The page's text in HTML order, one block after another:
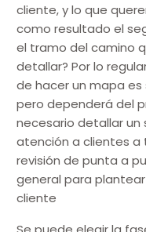
cliente, y lo que
como resultado el
el tramo del camino
detallar? Por lo
de hacer un mapa
pero dependerá del
necesario detallar un
atención a clientes a
revisión de punta a
general para
cliente